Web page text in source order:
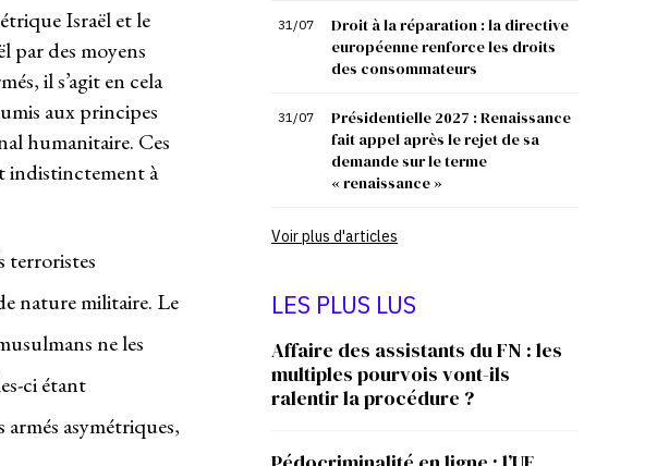
Israël et le
par des moyens
il s’agit en cela
aux principes
humanitaire. Ces
indistinctement à
terroristes
nature militaire. Le
ne les
ci étant
armés asymétriques,
31/07
Droit à la réparation : la directive
européenne renforce les droits
des consommateurs
31/07
Présidentielle 2027 : Renaissance
fait appel après le rejet de sa
demande sur le terme
« renaissance »
Voir plus d'articles
LES PLUS LUS
Affaire des assistants du FN : les
multiples pourvois vont-ils
ralentir la procédure ?